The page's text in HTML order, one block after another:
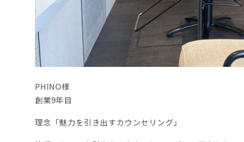
PHINO様
創業9年目
理念「魅力を引き出すカウンセリング」